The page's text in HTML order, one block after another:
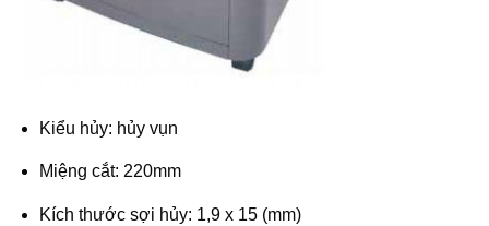
Kiểu hủy: hủy vụn
Miệng cắt: 220mm
Kích thước sợi hủy: 1,9 x 15 (mm)